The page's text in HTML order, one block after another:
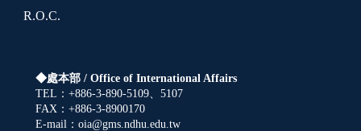
R.O.C.
◆處本部 / Office of International Affairs
TEL：+886-3-890-5109、5107
FAX：+886-3-8900170
E-mail：oia@gms.ndhu.edu.tw